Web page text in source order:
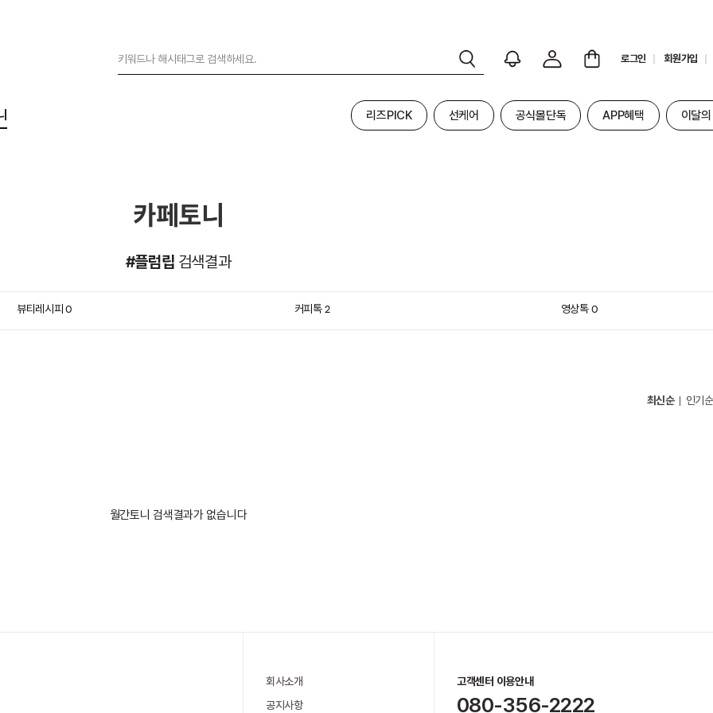
로그인 회원가입
리즈PICK 선케어 공식몰단독 APP혜택 이달
카페토니
#플럼립 검색결과
뷰티레시피0 커피톡 2 영상톡 0
최신순 인기순
월간토니 검색결과가 없습니다
회사소개
공지사항
고객센터 이용안내
080-356-2222